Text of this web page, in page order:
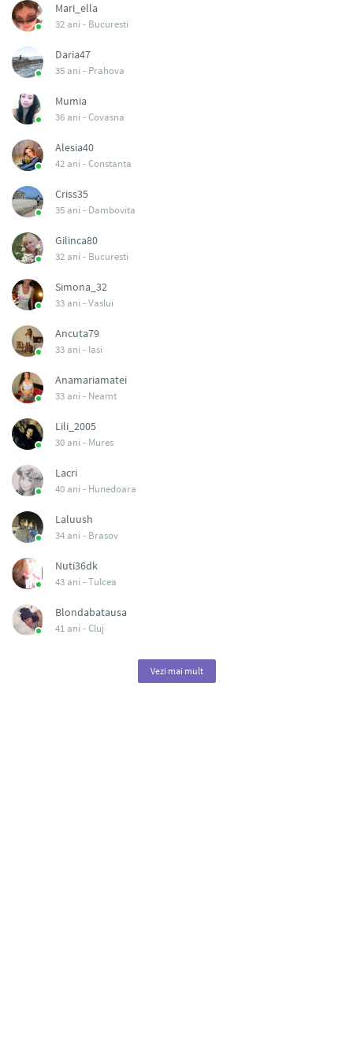
Mari_ella
32 ani - Bucuresti
Daria47
35 ani - Prahova
Mumia
36 ani -Covasna
Alesia40
42 ani -Constanta
Criss35
35 ani - Dambovita
Gilinca80
32 ani - Bucuresti
Simona_32
33 ani -Vaslui
Ancuta79
33 ani - Iasi
Anamariamatei
33 ani - Neamt
Lili_2005
30 ani - Mures
Lacri
40 ani - Hunedoara
Laluush
34 ani - Brasov
Nuti36dk
43 ani -Tulcea
Blondabatausa
41 ani -Cluj
Vezi mai mult